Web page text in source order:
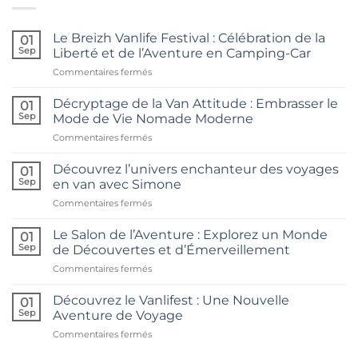
01
Sep
Le Breizh Vanlife Festival : Célébration de la
Liberté et de l’Aventure en Camping-Car
Commentaires ferméssur
Breizh
Festival
:
de
la
et
l’Aventure
en
Car
01
Sep
Décryptage de la Van Attitude : Embrasser le
Mode de Vie Nomade Moderne
Commentaires ferméssur
de
Van
Attitude
Embrasser
le
de
Nomade
Moderne
01
Sep
Découvrez l’univers enchanteur des voyages
en van avec Simone
Commentaires ferméssur
l’univers
enchanteur
des
voyages
van
avec
Simone
01
Sep
Le Salon de l’Aventure : Explorez un Monde
de Découvertes et d’Émerveillement
Commentaires ferméssur
Salon
l’Aventure
:
01
Sep
Découvrez le Vanlifest : Une Nouvelle
Aventure de Voyage
Commentaires ferméssur